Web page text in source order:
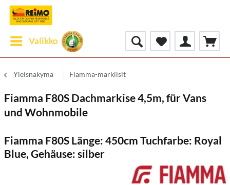
Valikko
Yleisnäkymä Fiamma-markiisit
Fiamma F80S Dachmarkise 4,5m, für Vans
und Wohnmobile
Fiamma F80S Länge: 450cm Tuchfarbe: Royal
Blue, Gehäuse: silber